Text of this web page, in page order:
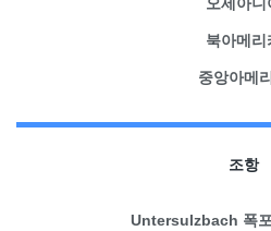
오세아니
북아메리
중앙아메
조항
Untersulzbach 폭